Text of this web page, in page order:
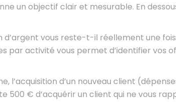
un objectif clair et mesurable. En
vous reste-t-il réellement une
par activité vous permet d’identifier vos
l’acquisition d’un nouveau client
500 € d’acquérir un client qui ne vous